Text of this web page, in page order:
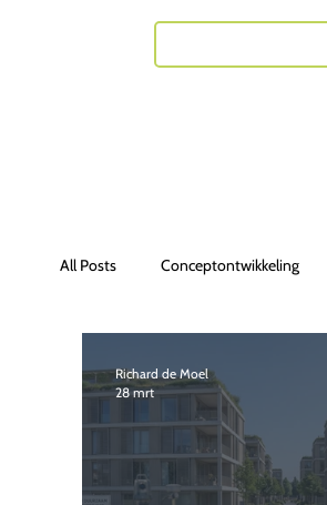
All Posts Conceptontwikkeling
Richard de Moel
28 mrt